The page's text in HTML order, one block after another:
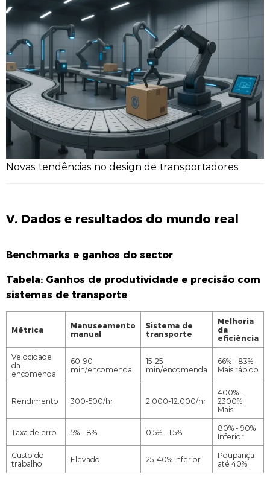
Novas tendências no design de transportadores
V. Dados e resultados do mundo real
Benchmarks e ganhos do sector
Tabela: Ganhos de produtividade e precisão com
sistemas de transporte
Métrica Manuseamento
manual
Sistema de
transporte
Melhoria
da
eficiência
Velocidade
da
encomenda
60-90
min/encomenda
15-25
min/encomenda
66% - 83%
Mais rápido
Rendimento 300-500/hr 2.000-12.000/hr
400% -
2300%
Mais
Taxa de erro 5% - 8% 0,5% - 1,5%
80% - 90%
Inferior
Custo do
trabalho
Elevado 25-40% Inferior
Poupança
até 40%